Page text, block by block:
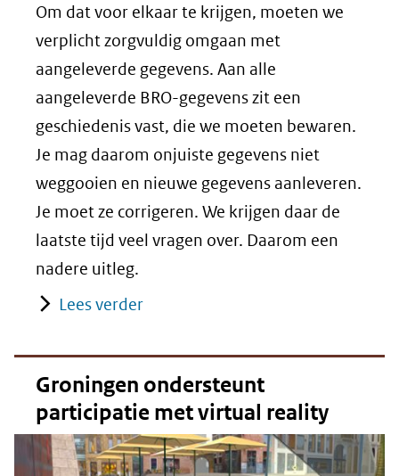
Om dat voor elkaar te krijgen, moeten we
verplicht zorgvuldig omgaan met
aangeleverde gegevens. Aan alle
aangeleverde BRO-gegevens zit een
geschiedenis vast, die we moeten bewaren.
Je mag daarom onjuiste gegevens niet
weggooien en nieuwe gegevens aanleveren.
Je moet ze corrigeren. We krijgen daar de
laatste tijd veel vragen over. Daarom een
nadere uitleg.
Lees verder
Groningen ondersteunt
participatie met virtual reality